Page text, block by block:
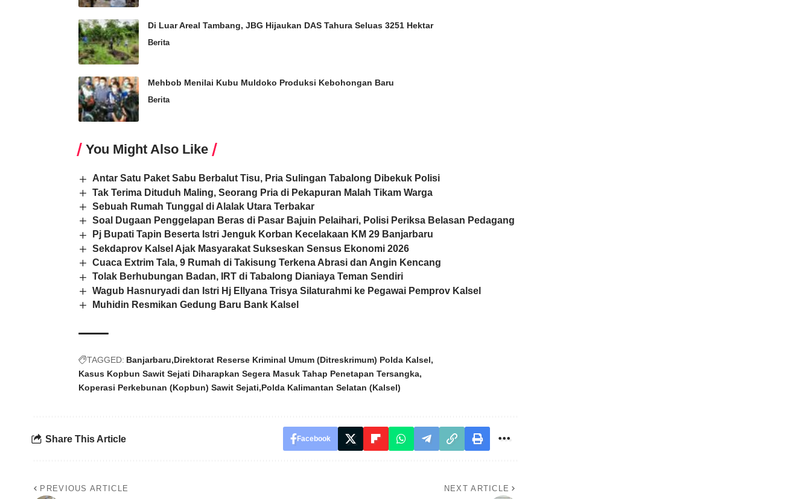
Di Luar Areal Tambang, JBG Hijaukan DAS Tahura Seluas 3251 Hektar
Berita
Mehbob Menilai Kubu Muldoko Produksi Kebohongan Baru
Berita
You Might Also Like
Antar Satu Paket Sabu Berbalut Tisu, Pria Sulingan Tabalong Dibekuk Polisi
Tak Terima Dituduh Maling, Seorang Pria di Pekapuran Malah Tikam Warga
Sebuah Rumah Tunggal di Alalak Utara Terbakar
Soal Dugaan Penggelapan Beras di Pasar Bajuin Pelaihari, Polisi Periksa Belasan Pedagang
Pj Bupati Tapin Beserta Istri Jenguk Korban Kecelakaan KM 29 Banjarbaru
Sekdaprov Kalsel Ajak Masyarakat Sukseskan Sensus Ekonomi 2026
Cuaca Extrim Tala, 9 Rumah di Takisung Terkena Abrasi dan Angin Kencang
Tolak Berhubungan Badan, IRT di Tabalong Dianiaya Teman Sendiri
Wagub Hasnuryadi dan Istri Hj Ellyana Trisya Silaturahmi ke Pegawai Pemprov Kalsel
Muhidin Resmikan Gedung Baru Bank Kalsel
TAGGED: Banjarbaru Direktorat Reserse Kriminal Umum (Ditreskrimum) Polda Kalsel
Kasus Kopbun Sawit Sejati Diharapkan Segera Masuk Tahap Penetapan Tersangka
Koperasi Perkebunan (Kopbun) Sawit Sejati Polda Kalimantan Selatan (Kalsel)
Share This Article Facebook
PREVIOUS ARTICLE NEXT ARTICLE